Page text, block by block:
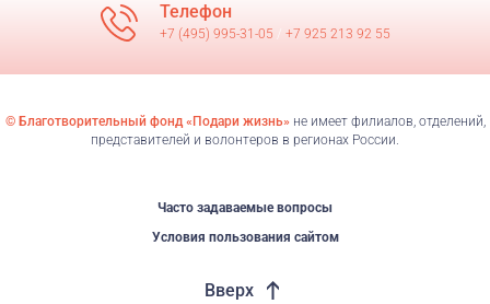
Телефон
+7 (495) 995-31-05 +7 925 213 92 55
© Благотворительный фонд «Подари жизнь»не имеет филиалов, отделений,
представителей и волонтеров в регионах России.
Часто задаваемые вопросы
Условия пользования сайтом
Вверх